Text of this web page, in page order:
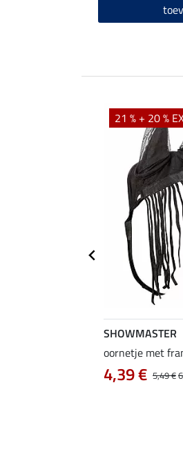
21 % + 20 %
SHOWMASTER
oornetje met
5,49 €
4,39 €